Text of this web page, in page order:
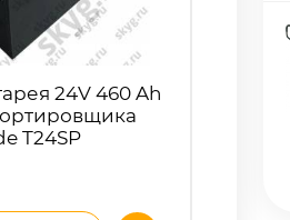
24V 460 Ah
T24SP